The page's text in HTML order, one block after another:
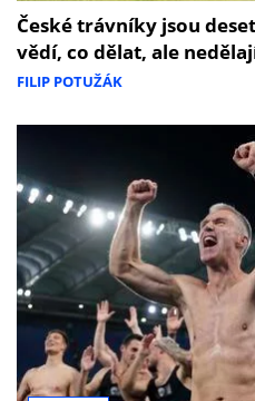
České trávníky jsou
vědí, co dělat, ale
FILIP POTUŽÁK